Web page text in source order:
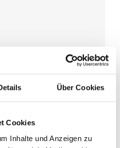
Über Cookies
Cookies
Inhalte und Anzeigen zu